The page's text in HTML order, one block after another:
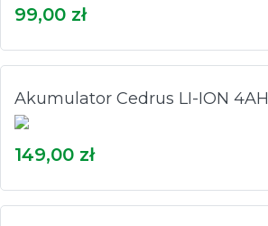
99,00 zł
Akumulator Cedrus LI-ION 4AH
149,00 zł